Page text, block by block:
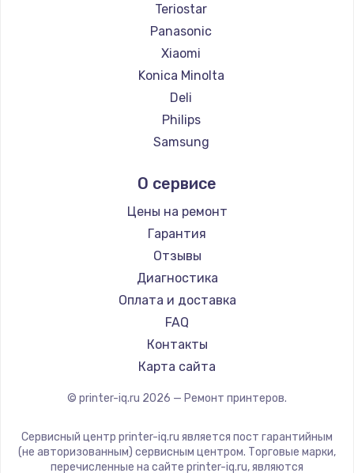
Teriostar
Panasonic
Xiaomi
Konica Minolta
Deli
Philips
Samsung
Lexmark
Sharp
TSC
Fujitsu
Godex
О сервисе
Цены на ремонт
Гарантия
Отзывы
Диагностика
Оплата и доставка
FAQ
Контакты
Карта сайта
© printer-iq.ru 2026 — Ремонт принтеров.
Сервисный центр printer-iq.ru является пост гарантийным
(не авторизованным) сервисным центром. Торговые марки,
перечисленные на сайте printer-iq.ru, являются